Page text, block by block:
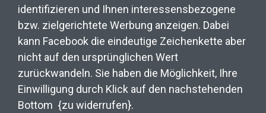
identifizieren und Ihnen interessensbezogene
bzw. zielgerichtete Werbung anzeigen. Dabei
kann Facebook die eindeutige Zeichenkette aber
nicht auf den ursprünglichen Wert
zurückwandeln. Sie haben die Möglichkeit, Ihre
Einwilligung durch Klick auf den nachstehenden
Bottom {zu widerrufen}.